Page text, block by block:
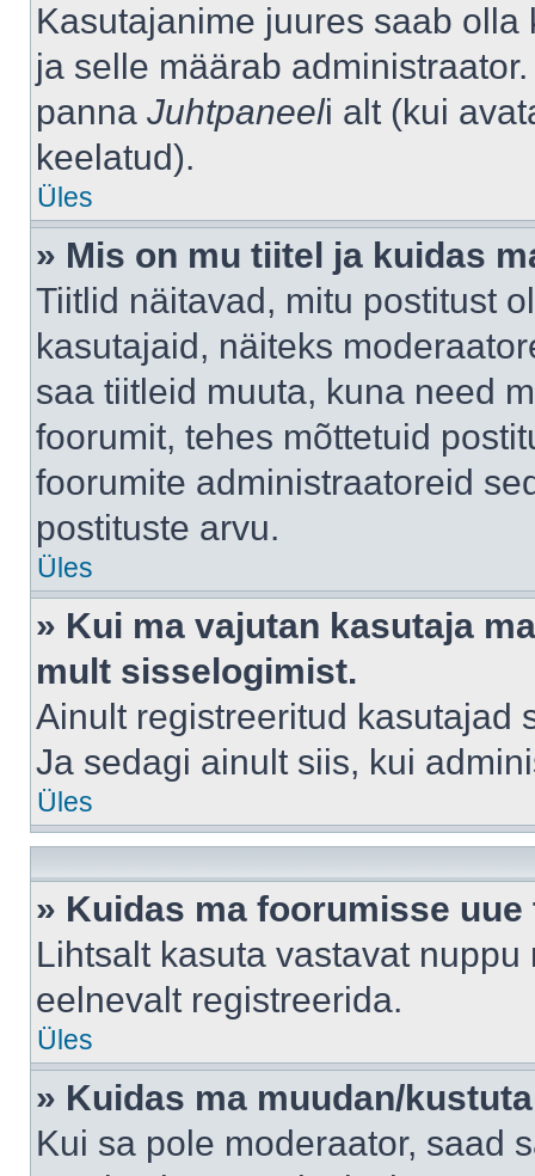
Kasutajanime juures saab
ja selle määrab
panna Juhtpaneeli alt (kui
keelatud).
Üles
» Mis on mu tiitel ja kuidas
Tiitlid näitavad, mitu postitust
kasutajaid, näiteks
saa tiitleid muuta, kuna need
foorumit, tehes mõttetuid
foorumite administraatoreid
postituste arvu.
Üles
» Kui ma vajutan kasutaja
mult sisselogimist.
Ainult registreeritud kasutajad
Ja sedagi ainult siis, kui
Üles
» Kuidas ma foorumisse uue
Lihtsalt kasuta vastavat
eelnevalt registreerida.
Üles
» Kuidas ma muudan/
Kui sa pole moderaator, saad